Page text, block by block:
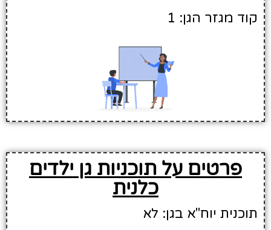
קוד מגזר הגן: 1
פרטים על תוכניות גן ילדים
כלנית
תוכנית יוח"א בגן: לא